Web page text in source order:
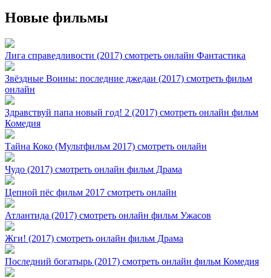
Новые фильмы
Лига справедливости (2017) смотреть онлайн Фантастика
Звёздные Воины: последние джедаи (2017) смотреть фильм
онлайн
Здравствуй папа новый год! 2 (2017) смотреть онлайн фильм
Комедия
Тайна Коко (Мультфильм 2017) смотреть онлайн
Чудо (2017) смотреть онлайн фильм Драма
Цепной пёс фильм 2017 смотреть онлайн
Атлантида (2017) смотреть онлайн фильм Ужасов
Жги! (2017) смотреть онлайн фильм Драма
Последний богатырь (2017) смотреть онлайн фильм Комедия